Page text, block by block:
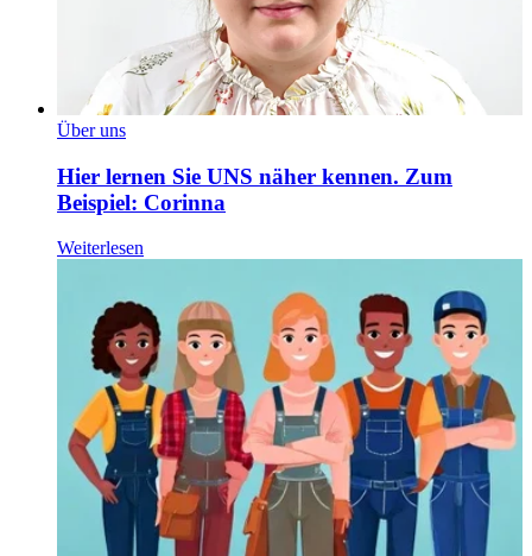
Über uns
Hier lernen Sie UNS näher kennen. Zum
Beispiel: Corinna
Weiterlesen